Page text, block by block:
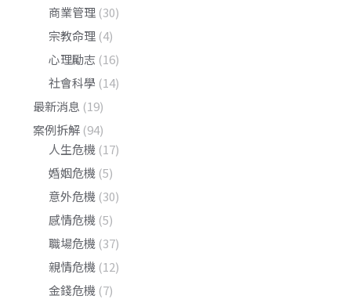
商業管理 (30)
宗教命理 (4)
心理勵志 (16)
社會科學 (14)
最新消息 (19)
案例拆解 (94)
人生危機 (17)
婚姻危機 (5)
意外危機 (30)
感情危機 (5)
職場危機 (37)
親情危機 (12)
金錢危機 (7)